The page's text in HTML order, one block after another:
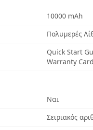
10000 mAh
Πολυμερές
Quick Start
Warranty Card
Ναι
Σειριακός